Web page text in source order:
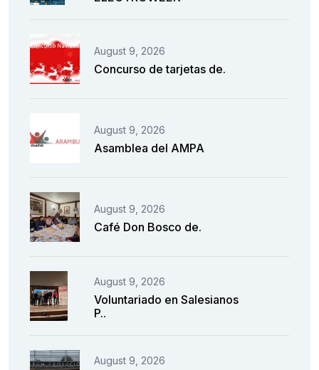
August 9, 2026
Concurso de tarjetas de.
August 9, 2026
Asamblea del AMPA
August 9, 2026
Café Don Bosco de.
August 9, 2026
Voluntariado en Salesianos
P..
August 9, 2026